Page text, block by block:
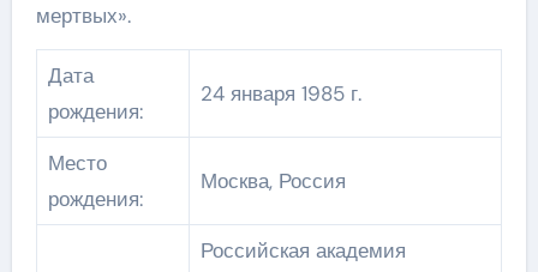
мертвых».
Дата
рождения:
24 января 1985 г.
Место
рождения:
Москва, Россия
Российская академия